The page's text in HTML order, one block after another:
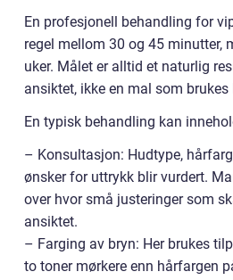
En profesjonell behandling for
regel mellom 30 og 45 minutter,
uker. Målet er alltid et naturlig
ansiktet, ikke en mal som
En typisk behandling kan
– Konsultasjon: Hudtype,
ønsker for uttrykk blir vurdert.
over hvor små justeringer som
ansiktet.
– Farging av bryn: Her brukes
to toner mørkere enn hårfargen